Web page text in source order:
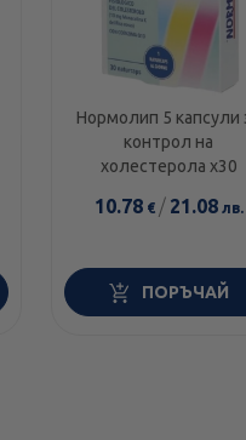
Нормолип 5 капсули
контрол на
холестерола х30
10.78€ / 21.08лв.
ПОРЪЧАЙ